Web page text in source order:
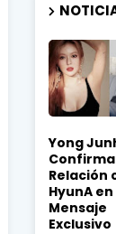
Yong
Confirma
Relación
HyunA
Mensaje
Exclusivo